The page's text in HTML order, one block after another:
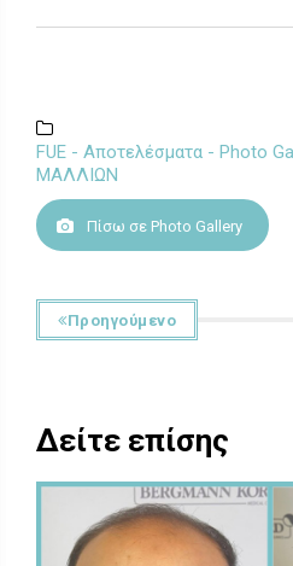
FUE - Αποτελέσματα - Photo
ΜΑΛΛΙΩΝ
Πίσω σε Photo Gallery
Προηγούμενο
Δείτε επίσης